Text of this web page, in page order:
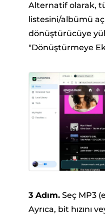
Alternatif olarak,
listesini/albümü
dönüştürücüye
"Dönüştürmeye
3 Adım.Seç MP3
Ayrıca, bit hızını